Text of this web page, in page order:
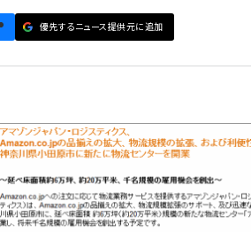
優先するニュース提供元に追加